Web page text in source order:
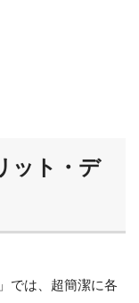
ット・デ
では、超簡潔に各